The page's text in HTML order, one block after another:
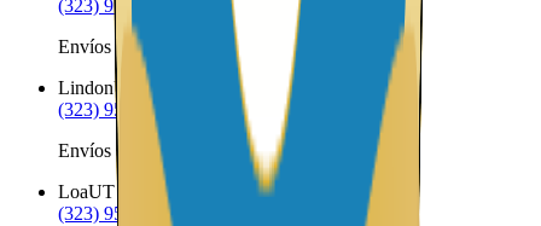
(323) 953-8100
Envíos a Nicaragua desde Liberty
LindonUT
(323) 953-8100
Envíos a Nicaragua desde Lindon
LoaUT
(323) 953-8100